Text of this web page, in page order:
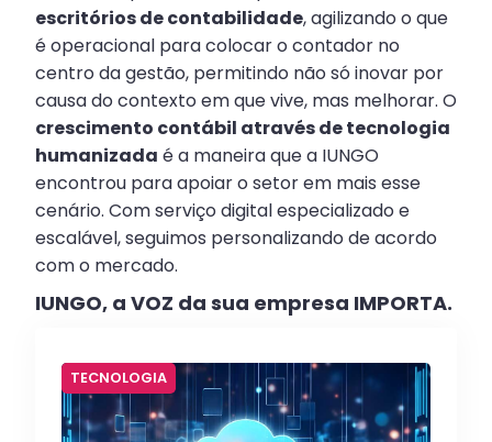
escritórios de contabilidade, agilizando o que
é operacional para colocar o contador no
centro da gestão, permitindo não só inovar por
causa do contexto em que vive, mas melhorar. O
crescimento contábil através de tecnologia
humanizada é a maneira que a IUNGO
encontrou para apoiar o setor em mais esse
cenário. Com serviço digital especializado e
escalável, seguimos personalizando de acordo
com o mercado.
IUNGO, a VOZ da sua empresa IMPORTA.
TECNOLOGIA